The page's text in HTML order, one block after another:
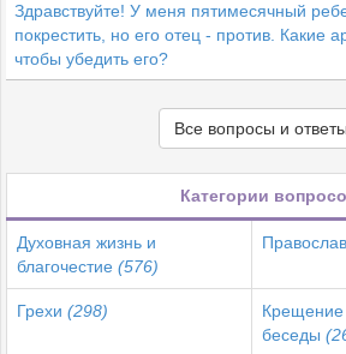
Здравствуйте! У меня пятимесячный
покрестить, но его отец - против. Какие
чтобы убедить его?
Все вопросы и ответы
Категории
Духовная жизнь и
благочестие (576)
Грехи (298)
Крещение
беседы